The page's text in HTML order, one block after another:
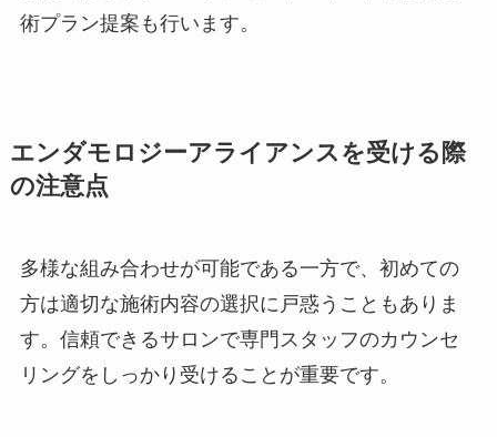
術プラン提案も行います。
エンダモロジーアライアンスを受ける際
の注意点
多様な組み合わせが可能である一方で、初めての
方は適切な施術内容の選択に戸惑うこともありま
す。信頼できるサロンで専門スタッフのカウンセ
リングをしっかり受けることが重要です。